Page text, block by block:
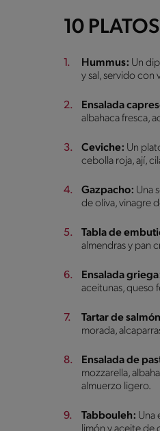
10
Hummus: Un
y sal, servido con
Ensalada
albahaca fresca,
Ceviche: Un
cebolla roja, ají,
Gazpacho: Una
de oliva, vinagre
Tabla de
almendras y pan
Ensalada
aceitunas, queso
Tartar de
morada,
Ensalada de
mozzarella,
almuerzo ligero.
Tabbouleh: Una
limón y aceite de